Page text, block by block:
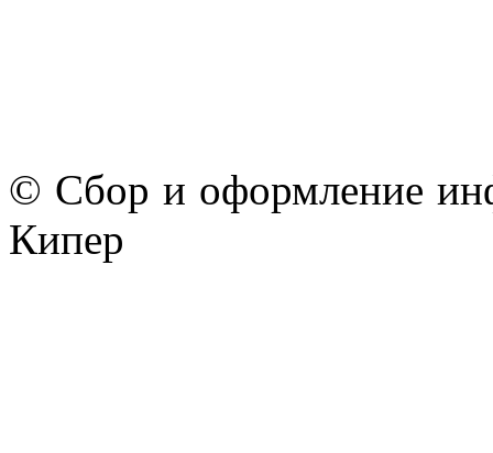
© Сбор и оформление
Кипер